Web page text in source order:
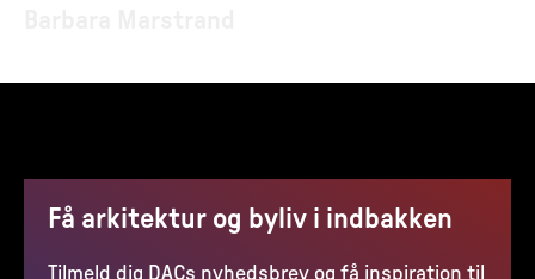
Få arkitektur og byliv i indbakken
Tilmeld dig DACs nyhedsbrev og få inspiration til